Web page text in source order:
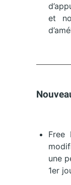
et
Free
une
1er